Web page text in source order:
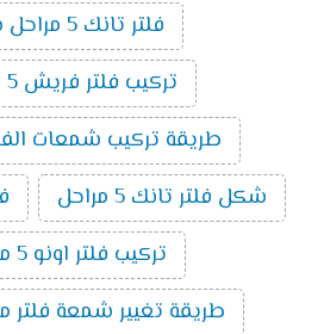
فلتر تانك 5 مراحل سعر
تركيب فلتر فريش 5 مراحل
طريقة تركيب شمعات الفلتر 5
شكل فلتر تانك 5 مراحل
تركيب فلتر اونو 5 مراحل
طريقة تغيير شمعة فلتر مياه 5